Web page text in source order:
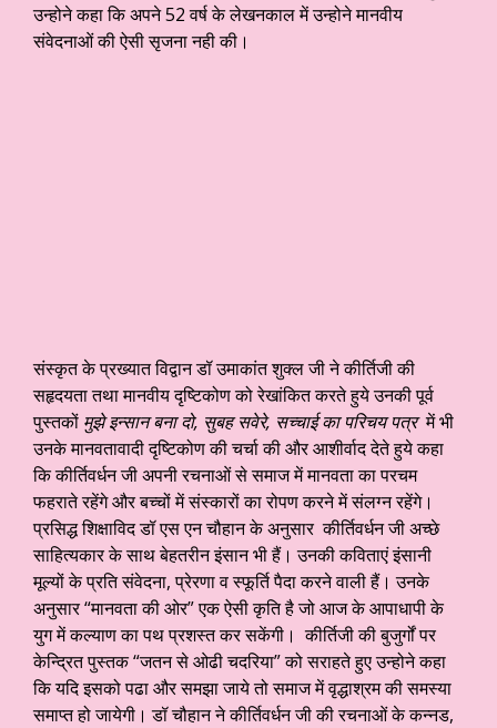
उन्होने कहा कि अपने 52 वर्ष के लेखनकाल में उन्होने मानवीय
संवेदनाओं की ऐसी सृजना नही की।
संस्कृत के प्रख्यात विद्वान डॉ उमाकांत शुक्ल जी ने कीर्तिजी की
सहृदयता तथा मानवीय दृष्टिकोण को रेखांकित करते हुये उनकी पूर्व
पुस्तकों मुझे इन्सान बना दो, सुबह सवेरे, सच्चाई का परिचय पत्रमें भी
उनके मानवतावादी दृष्टिकोण की चर्चा की और आशीर्वाद देते हुये कहा
कि कीर्तिवर्धन जी अपनी रचनाओं से समाज में मानवता का परचम
फहराते रहेंगे और बच्चों में संस्कारों का रोपण करने में संलग्न रहेंगे।
प्रसिद्ध शिक्षाविद डॉ एस एन चौहान के अनुसार कीर्तिवर्धन जी अच्छे
साहित्यकार के साथ बेहतरीन इंसान भी हैं। उनकी कविताएं इंसानी
मूल्यों के प्रति संवेदना, प्रेरणा व स्फूर्ति पैदा करने वाली हैं। उनके
अनुसार “मानवता की ओर” एक ऐसी कृति है जो आज के आपाधापी के
युग में कल्याण का पथ प्रशस्त कर सकेंगी। कीर्तिजी की बुजुर्गों पर
केन्द्रित पुस्तक “जतन से ओढी चदरिया” को सराहते हुए उन्होने कहा
कि यदि इसको पढा और समझा जाये तो समाज में वृद्धाश्रम की समस्या
समाप्त हो जायेगी। डॉ चौहान ने कीर्तिवर्धन जी की रचनाओं के कन्नड,